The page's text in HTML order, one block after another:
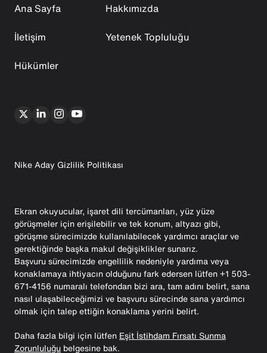
Ana Sayfa
Hakkımızda
İletişim
Yetenek Topluluğu
Hükümler
Nike Aday Gizlilik Politikası
Ekran okuyucular, işaret dili tercümanları, yüz yüze
görüşmeler için erişilebilir ve tek konum, altyazı gibi,
görüşme sürecimizde kullanılabilecek yardımcı araçlar ve
gerektiğinde başka makul değişiklikler sunarız.
Başvuru sürecimizde engellilik nedeniyle yardıma veya
konaklamaya ihtiyacın olduğunu fark edersen lütfen +1 503-
671-4156 numaralı telefondan bizi ara, tam adını belirt, sana
nasıl ulaşabileceğimizi ve başvuru sürecinde sana yardımcı
olmak için talep ettiğin konaklama yerini belirt.
Daha fazla bilgi için lütfen Eşit İstihdam Fırsatı Sunma
Zorunluluğu belgesine bak.